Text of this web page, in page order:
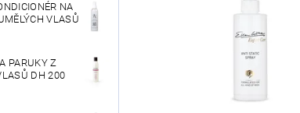
NA
VLASŮ
PARUKY Z
DH 200